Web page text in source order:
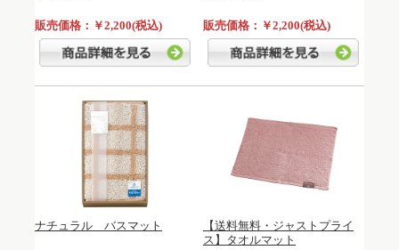
販売価格：￥2,200(税込) 販売価格：￥2,200(税込)
ナチュラル バスマット
【送料無料・ジャストプライ
ス】タオルマット